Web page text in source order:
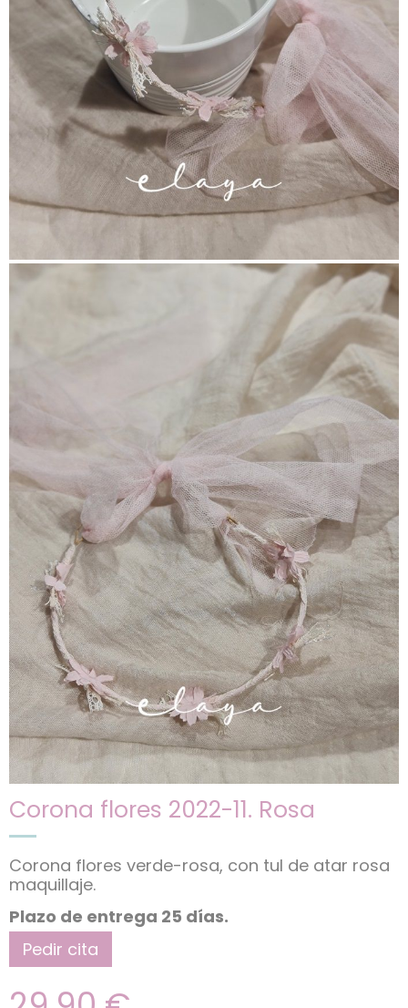
Corona flores 2022-11. Rosa
Corona flores verde-rosa, con tul de atar rosa
maquillaje.
Plazo de entrega 25 días.
Pedir cita